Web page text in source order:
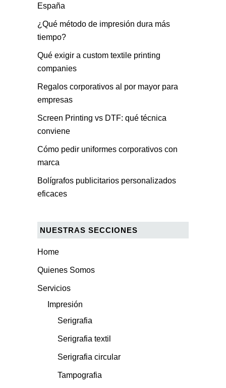
España
¿Qué método de impresión dura más
tiempo?
Qué exigir a custom textile printing
companies
Regalos corporativos al por mayor para
empresas
Screen Printing vs DTF: qué técnica
conviene
Cómo pedir uniformes corporativos con
marca
Bolígrafos publicitarios personalizados
eficaces
NUESTRAS SECCIONES
Home
Quienes Somos
Servicios
Impresión
Serigrafia
Serigrafia textil
Serigrafia circular
Tampografia